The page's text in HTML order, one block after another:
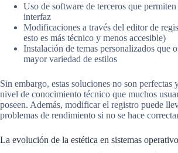
Uso de software de terceros que
interfaz
Modificaciones a través del editor de
esto es más técnico y menos accesible)
Instalación de temas personalizados que
mayor variedad de estilos
Sin embargo, estas soluciones no son perfectas
nivel de conocimiento técnico que muchos
poseen. Además, modificar el registro puede
problemas de rendimiento si no se hace
La evolución de la estética en sistemas